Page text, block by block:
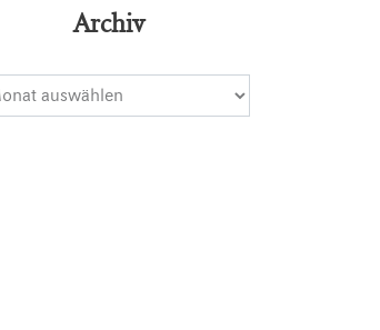
Archiv